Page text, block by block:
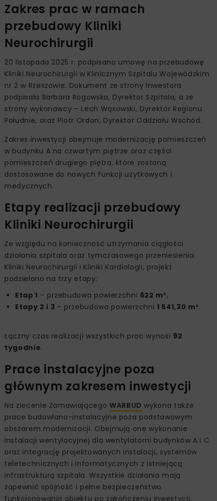
Zakres prac w ramach
przebudowy Kliniki
Neurochirurgii
20 listopada 2025 r. podpisano umowę na przebudowę
Kliniki Neurochirurgii w Klinicznym Szpitalu Wojewódzkim
nr 2 w Rzeszowie. Dokument ze strony Inwestora
podpisała Barbara Rogowska, Dyrektor Szpitala, a ze
strony wykonawcy – Lech Wąsowski, Dyrektor Regionu
Południe, oraz Piotr Ordon, Dyrektor Oddziału Wschód.
Zakres inwestycji obejmuje modernizację pomieszczeń
w budynku A na czwartym piętrze oraz części
pomieszczeń drugiego piętra, które zostaną
dostosowane do nowych funkcji użytkowych i
medycznych.
Etapy realizacji przebudowy
Kliniki Neurochirurgii
Ze względu na konieczność utrzymania ciągłości
działania szpitala oraz tymczasowego przeniesienia
Kliniki Neurochirurgii i Kliniki Kardiologii, projekt
podzielono na trzy etapy:
Etap 1 – przebudowa powierzchni 622 m²,
Etapy 2 i 3 – przebudowa powierzchni1 541,30 m².
Łączny czas realizacji wszystkich prac wynosi 92
tygodnie.
Prace instalacyjne poza
głównym zakresem inwestycji
Na zlecenie Zamawiającego WARBUD wykona także
prace budowlano-instalacyjne poza podstawowym
obszarem modernizacji. Obejmują one wykonanie
instalacji wentylacyjnej dla wentylatorni budynków A i C
oraz integrację projektowanych instalacji, systemów
teletechnicznych i informatycznych z istniejącą
infrastrukturą szpitala. Wszystkie działania mają
zapewnić spójność i pełne bezpieczeństwo
funkcjonowania obiektu po zakończeniu inwestycji.